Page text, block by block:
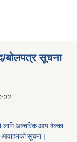
बोलपत्र सूचना
आन्तरिक आय ठेक्का
आवाहनको सूचना |